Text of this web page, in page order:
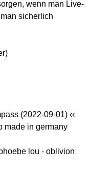
wenn man Live-
sicherlich
(2022-09-01) ‹‹
made in germany
lou - oblivion